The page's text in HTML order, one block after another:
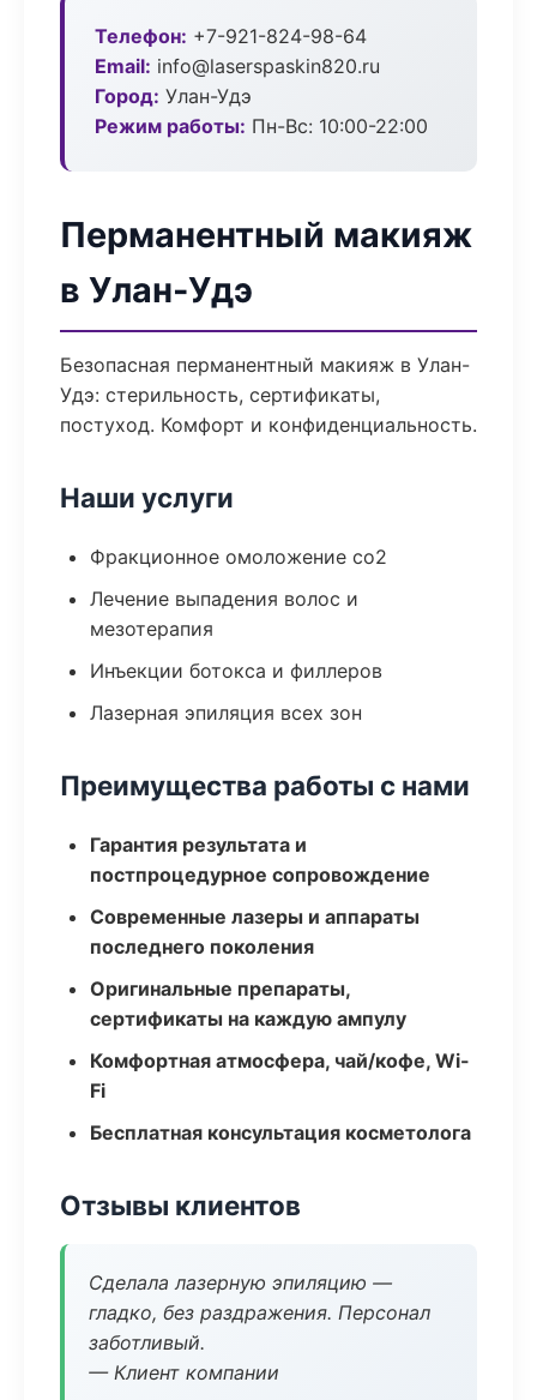
Телефон: +7-921-824-98-64
Email: info@laserspaskin820.ru
Город: Улан-Удэ
Режим работы: Пн-Вс: 10:00-22:00
Перманентный макияж
в Улан-Удэ
Безопасная перманентный макияж в Улан-
Удэ: стерильность, сертификаты,
постуход. Комфорт и конфиденциальность.
Наши услуги
Фракционное омоложение co2
Лечение выпадения волос и
мезотерапия
Инъекции ботокса и филлеров
Лазерная эпиляция всех зон
Преимущества работы с нами
Гарантия результата и
постпроцедурное сопровождение
Современные лазеры и аппараты
последнего поколения
Оригинальные препараты,
сертификаты на каждую ампулу
Комфортная атмосфера, чай/кофе, Wi-
Fi
Бесплатная консультация косметолога
Отзывы клиентов
Сделала лазерную эпиляцию —
гладко, без раздражения. Персонал
заботливый.
— Клиент компании